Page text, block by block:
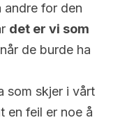
andre for den
det er vi som
når de burde ha
som skjer i vårt
en feil er noe å